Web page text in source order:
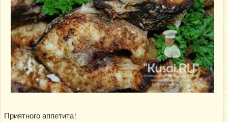
Приятного аппетита!